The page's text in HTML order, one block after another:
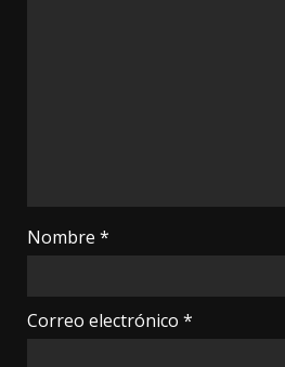
Nombre *
Correo electrónico *